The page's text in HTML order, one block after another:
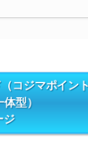
コジマポイン
型）
ジ